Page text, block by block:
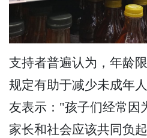
支持者普遍认为，年龄
规定有助于减少未成年
友表示："孩子们经常因
家长和社会应该共同负